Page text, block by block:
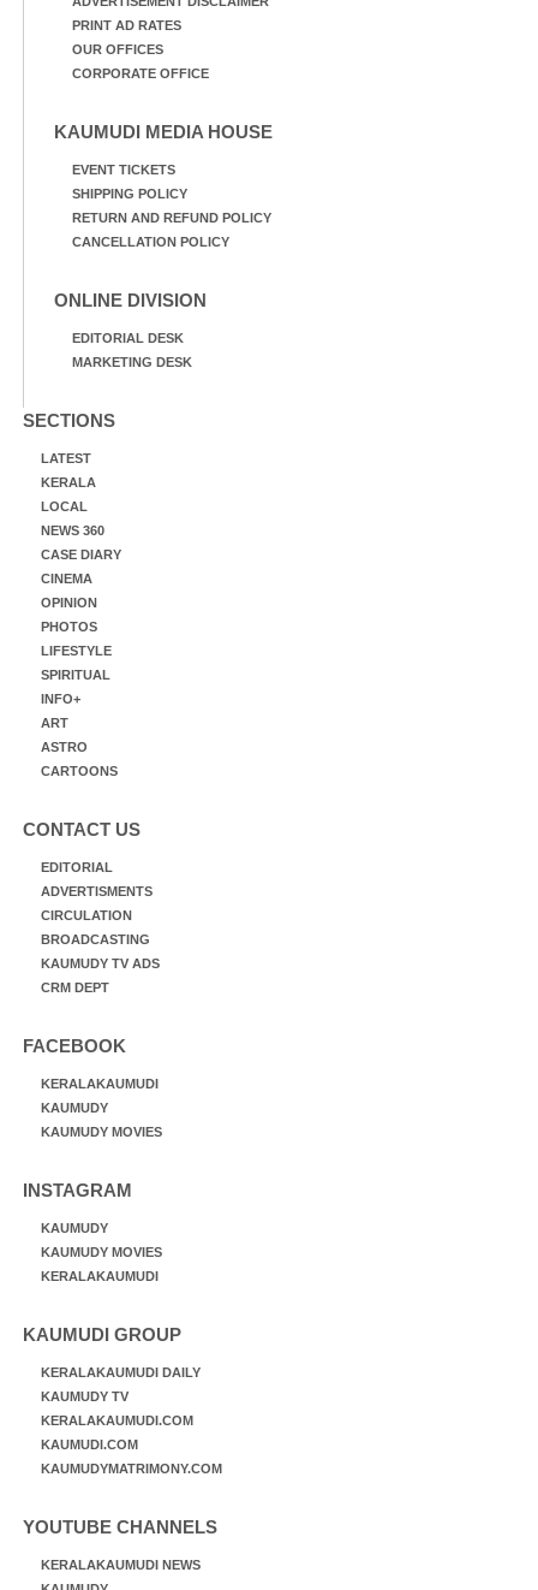
PRINT AD RATES
OUR OFFICES
CORPORATE OFFICE
KAUMUDI MEDIA HOUSE
EVENT TICKETS
SHIPPING POLICY
RETURN AND REFUND POLICY
CANCELLATION POLICY
ONLINE DIVISION
EDITORIAL DESK
MARKETING DESK
SECTIONS
LATEST
KERALA
LOCAL
NEWS 360
CASE DIARY
CINEMA
OPINION
PHOTOS
LIFESTYLE
SPIRITUAL
INFO+
ART
ASTRO
CARTOONS
CONTACT US
EDITORIAL
ADVERTISMENTS
CIRCULATION
BROADCASTING
KAUMUDY TV ADS
CRM DEPT
FACEBOOK
KERALAKAUMUDI
KAUMUDY
KAUMUDY MOVIES
INSTAGRAM
KAUMUDY
KAUMUDY MOVIES
KERALAKAUMUDI
KAUMUDI GROUP
KERALAKAUMUDI DAILY
KAUMUDY TV
KERALAKAUMUDI.COM
KAUMUDI.COM
KAUMUDYMATRIMONY.COM
YOUTUBE CHANNELS
KERALAKAUMUDI NEWS